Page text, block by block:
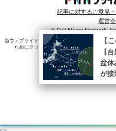
記事に対するご意見
運営
© Fuji News Network,
当ウェブサイトでは、ユーザのニーズ・興味・関
ためにクッキーを使⽤しています。詳細は、
【
【
盆休
が接